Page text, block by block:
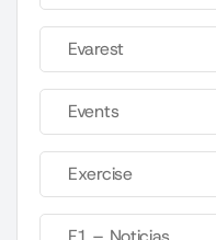
Evarest
Events
Exercise